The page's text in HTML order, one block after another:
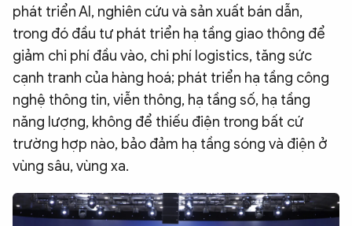
phát triển AI, nghiên cứu và sản xuất bán dẫn,
trong đó đầu tư phát triển hạ tầng giao thông để
giảm chi phí đầu vào, chi phí logistics, tăng sức
cạnh tranh của hàng hoá; phát triển hạ tầng công
nghệ thông tin, viễn thông, hạ tầng số, hạ tầng
năng lượng, không để thiếu điện trong bất cứ
trường hợp nào, bảo đảm hạ tầng sóng và điện ở
vùng sâu, vùng xa.